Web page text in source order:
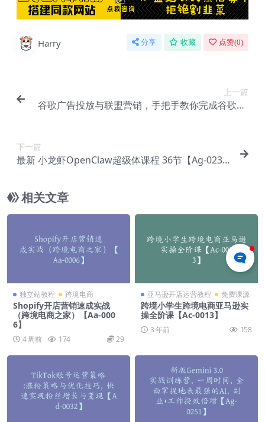
Harry 分享 收藏 点赞(0)
上一篇
谷歌广告投放与联盟营销，手把手教你完成谷歌Ad
下一篇
最新 小龙虾OpenClaw超级体课程 36节【Ag-023
相关文章
独立站教程 跨境电商
Shopify开店营销速成实战
（跨境电商之家）【Aa-000
6】
4 周前 174 29
亚马逊开店运营教程 免费课源
跨境小学生跨境电商亚马逊实
操全阶课【Ac-0013】
3 年前 158